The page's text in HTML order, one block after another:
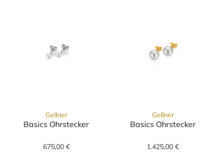
Gellner
Basics Ohrstecker
675,00 €
Gellner
Basics Ohrstecker
1.425,00 €